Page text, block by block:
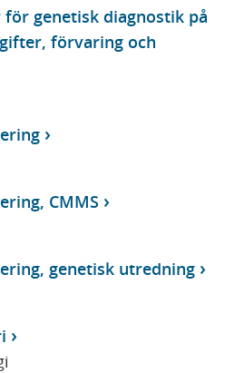
för genetisk diagnostik på
förvaring och
CMMS
genetisk utredning